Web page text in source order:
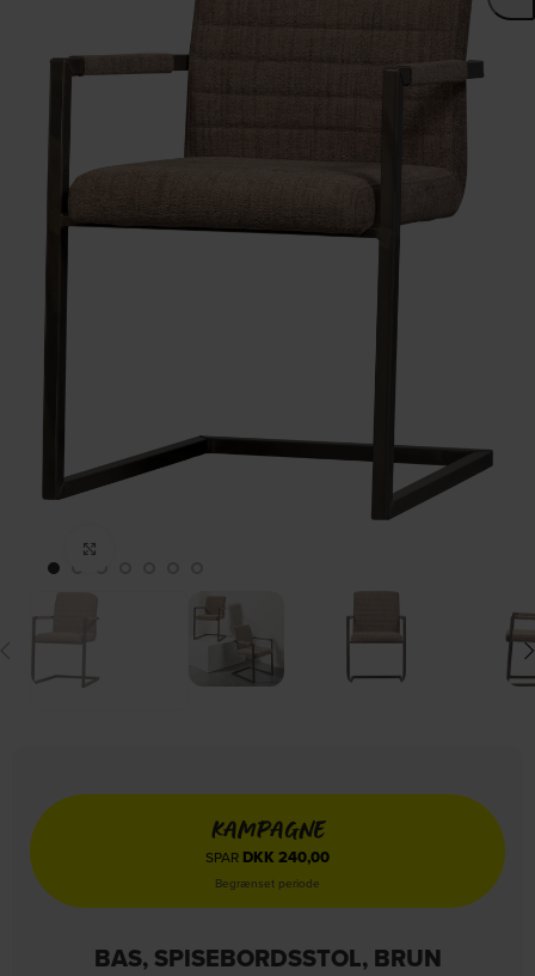
KAMPAGNE
SPAR DKK 240,00
Begrænset periode
BAS, SPISEBORDSSTOL, BRUN